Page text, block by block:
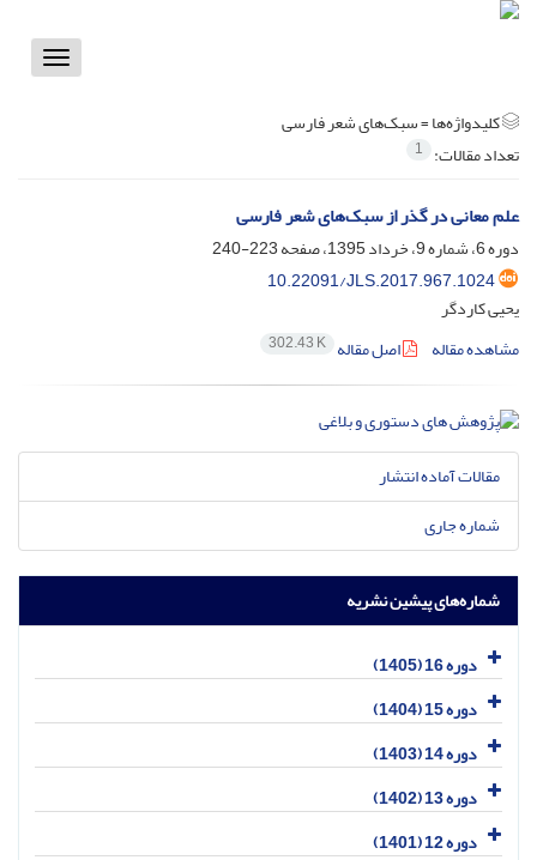
Toggle
کلیدواژه‌ها =سبک‌های شعر فارسی
تعداد مقالات: 1
علم معانی در گذر از سبک‌های شعر فارسی
دوره 6، شماره 9، خرداد 1395، صفحه
223-240
10.22091/JLS.2017.967.1024
یحیی کاردگر
مشاهده مقاله
اصل مقاله 302.43 K
مقالات آماده انتشار
شماره جاری
شماره‌های پیشین نشریه
دوره 16 (1405)
دوره 15 (1404)
دوره 14 (1403)
دوره 13 (1402)
دوره 12 (1401)